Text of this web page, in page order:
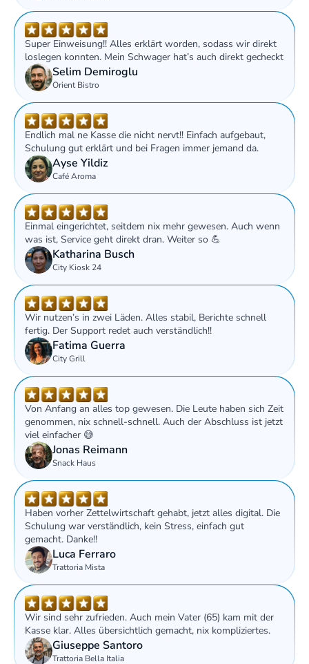
Super Einweisung!! Alles erklärt worden, sodass wir direkt
Selim Demiroglu
Orient Bistro
Endlich mal ne Kasse die nicht nervt!! Einfach aufgebaut,
Schulung gut erklärt und bei Fragen immer jemand da.
Ayse Yildiz
Café Aroma
Einmal eingerichtet, seitdem nix mehr gewesen. Auch wenn
was ist, Service geht direkt dran. Weiter so 💪
Katharina Busch
City Kiosk 24
Wir nutzen’s in zwei Läden. Alles stabil, Berichte schnell
fertig. Der Support redet auch verständlich!!
Fatima Guerra
City Grill
Von Anfang an alles top gewesen. Die Leute haben sich Zeit
genommen, nix schnell-schnell. Auch der Abschluss ist jetzt
viel einfacher 😅
Jonas Reimann
Snack Haus
Haben vorher Zettelwirtschaft gehabt, jetzt alles digital. Die
Schulung war verständlich, kein Stress, einfach gut
gemacht. Danke!!
Luca Ferraro
Trattoria Mista
Wir sind sehr zufrieden. Auch mein Vater (65) kam mit der
Kasse klar. Alles übersichtlich gemacht, nix kompliziertes.
Giuseppe Santoro
Trattoria Bella Italia